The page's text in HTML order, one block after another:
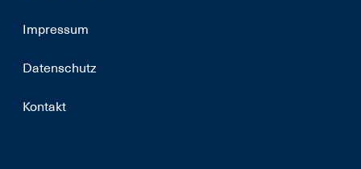
Impressum
Datenschutz
Kontakt